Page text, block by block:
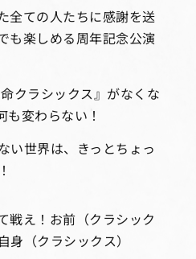
全ての人たちに感謝を送
も楽しめる周年記念公演
クラシックス』がなくな
も変わらない！
い世界は、きっとちょっ
戦え！お前（クラシック
（クラシックス）